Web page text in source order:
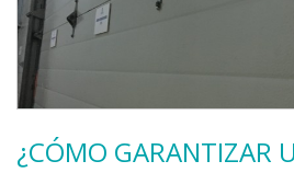
¿CÓMO GARANTIZAR